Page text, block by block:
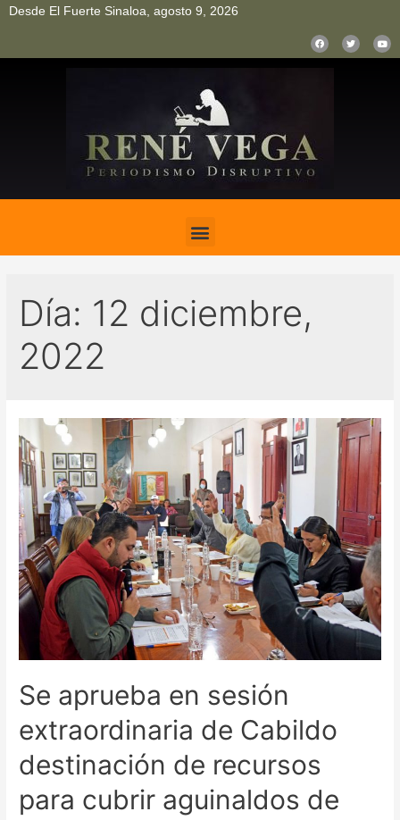
Desde El Fuerte Sinaloa, agosto 9, 2026
Día: 12 diciembre,
2022
Se aprueba en sesión
extraordinaria de Cabildo
destinación de recursos
para cubrir aguinaldos de